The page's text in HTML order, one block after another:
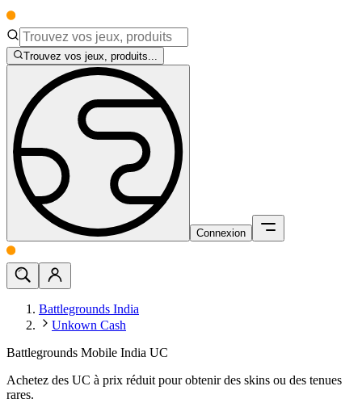
Trouvez vos jeux, produits...
Connexion
Battlegrounds India
Unkown Cash
Battlegrounds Mobile India UC
Achetez des UC à prix réduit pour obtenir des skins ou des tenues
rares.